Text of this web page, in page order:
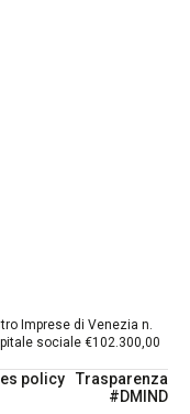
Imprese di Venezia n.
sociale €102.300,00
policy
Trasparenza
#DMIND